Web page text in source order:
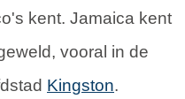
kent. Jamaica kent
vooral in de
Kingston.